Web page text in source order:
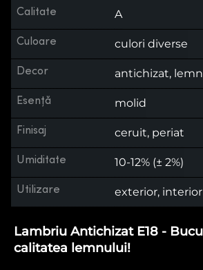
Calitate A
Culoare culori diverse
Decor antichizat, lemn
Esență molid
Finisaj ceruit, periat
Umiditate 10-12% (± 2%)
Utilizare exterior, interior
Lambriu Antichizat E18 -
calitatea lemnului!